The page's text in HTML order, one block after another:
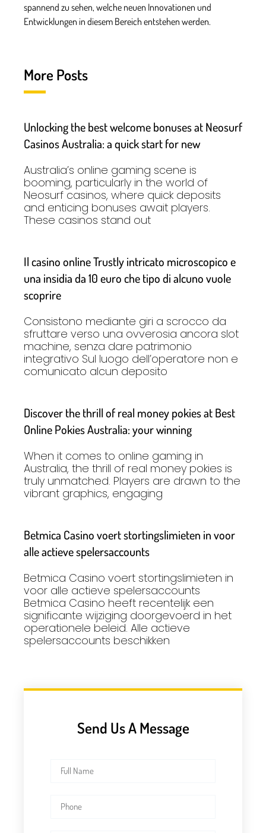
spannend zu sehen, welche neuen Innovationen und
Entwicklungen in diesem Bereich entstehen werden.
More Posts
Unlocking the best welcome bonuses at Neosurf
Casinos Australia: a quick start for new
Australia’s online gaming scene is
booming, particularly in the world of
Neosurf casinos, where quick deposits
and enticing bonuses await players.
These casinos stand out
Il casino online Trustly intricato microscopico e
una insidia da 10 euro che tipo di alcuno vuole
scoprire
Consistono mediante giri a scrocco da
sfruttare verso una ovverosia ancora slot
machine, senza dare patrimonio
integrativo Sul luogo dell’operatore non e
comunicato alcun deposito
Discover the thrill of real money pokies at Best
Online Pokies Australia: your winning
When it comes to online gaming in
Australia, the thrill of real money pokies is
truly unmatched. Players are drawn to the
vibrant graphics, engaging
Betmica Casino voert stortingslimieten in voor
alle actieve spelersaccounts
Betmica Casino voert stortingslimieten in
voor alle actieve spelersaccounts
Betmica Casino heeft recentelijk een
significante wijziging doorgevoerd in het
operationele beleid. Alle actieve
spelersaccounts beschikken
Send Us A Message